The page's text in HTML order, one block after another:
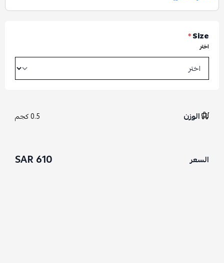
Size
*
اختر
الوزن 0.5 كجم
السعر 610 SAR